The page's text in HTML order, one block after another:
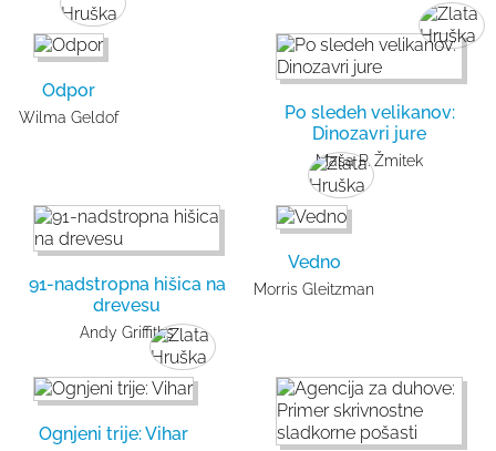
Odpor
Wilma Geldof
Po sledeh velikanov:
Dinozavri jure
Maša P. Žmitek
91-nadstropna hišica na
drevesu
Andy Griffiths
Vedno
Morris Gleitzman
Ognjeni trije: Vihar